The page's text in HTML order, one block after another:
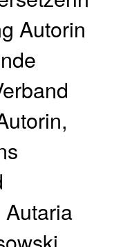
Autorin